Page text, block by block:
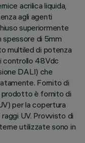
acrilica liquida,
agli agenti
superiormente
spessore di 5mm
multiled di potenza
controllo 48Vdc
DALI) che
Fornito di
è fornito di
per la copertura
UV. Provvisto di
utilizzate sono in